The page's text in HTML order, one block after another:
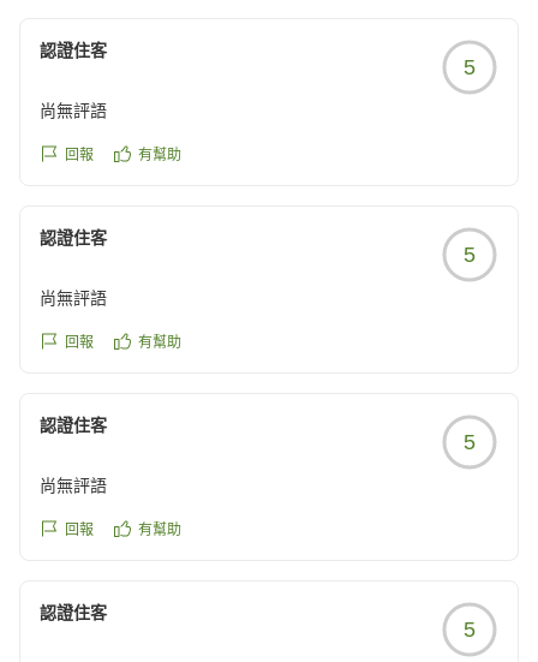
認證住客
5
尚無評語
回報 有幫助
認證住客
5
尚無評語
回報 有幫助
認證住客
5
尚無評語
回報 有幫助
認證住客
5